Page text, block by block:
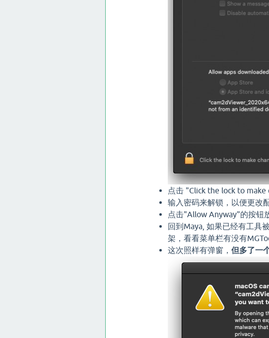
点击 "Click the lock to make
输入密码来解锁，以便更改配
点击"Allow Anyway"的按钮
回到Maya, 如果已经有工具
架，看看菜单栏有没有
这次照样有弹窗， 但多了一